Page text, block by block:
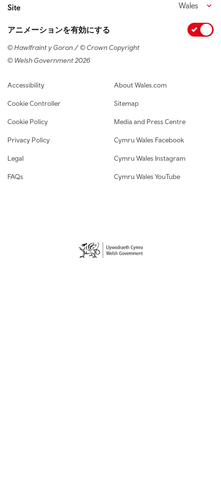
Site Wales
アニメーションを有効にする
© Hawlfraint y Goron / © Crown Copyright
© Welsh Government 2026
Footer navigation
Accessibility
Cookie Controller
Cookie Policy
Privacy Policy
Legal
FAQs
About Wales.com
Sitemap
Media and Press Centre
Cymru Wales Facebook
Cymru Wales Instagram
Cymru Wales YouTube